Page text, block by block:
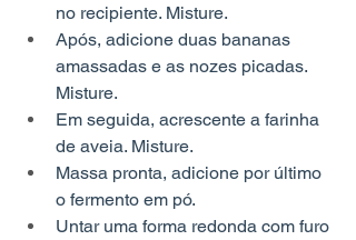
no recipiente. Misture.
Após, adicione duas bananas
amassadas e as nozes picadas.
Misture.
Em seguida, acrescente a farinha
de aveia. Misture.
Massa pronta, adicione por último
o fermento em pó.
Untar uma forma redonda com furo